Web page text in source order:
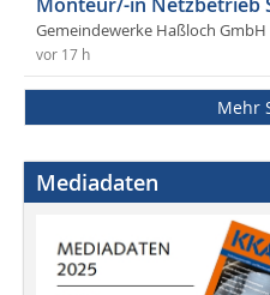
Gemeindewerke Haßloch GmbH
vor 17 h
Mehr
Mediadaten